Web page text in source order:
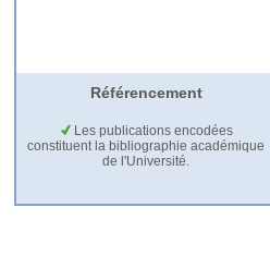
Référencement
Les publications encodées
constituent la bibliographie académique
de l'Université.